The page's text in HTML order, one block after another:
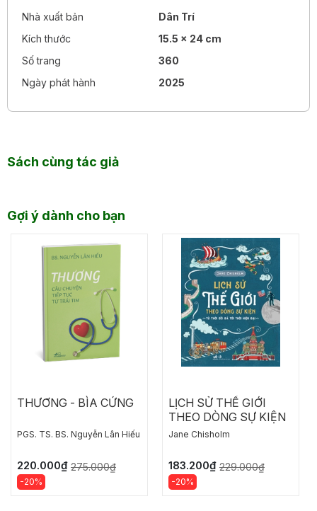
PHONG CÁCH JENSEN HUANG: BÍ QUYẾT VƯƠN LÊN
THÀNH ĐẾ CHẾ CÔNG NGHỆ CỦA NVIDIA
5 bài học vàng về quản trị từ đế chế công nghệ NVIDIA
PHÁT HÀNH VÀ MỞ BÁN "PHONG CÁCH NVIDIA"
Nhà xuất bản
Dân Trí
Kích thước
15.5 x 24 cm
Số trang
360
Ngày phát hành
2025
Sách cùng tác giả
Gợi ý dành cho bạn
THƯƠNG - BÌA CỨNG
PGS. TS. BS. Nguyễn Lân Hiếu
220.000₫ 275.000₫
-20%
LỊCH SỬ THẾ GIỚI
THEO DÒNG SỰ KIỆN
Jane Chisholm
183.200₫ 229.000₫
-20%